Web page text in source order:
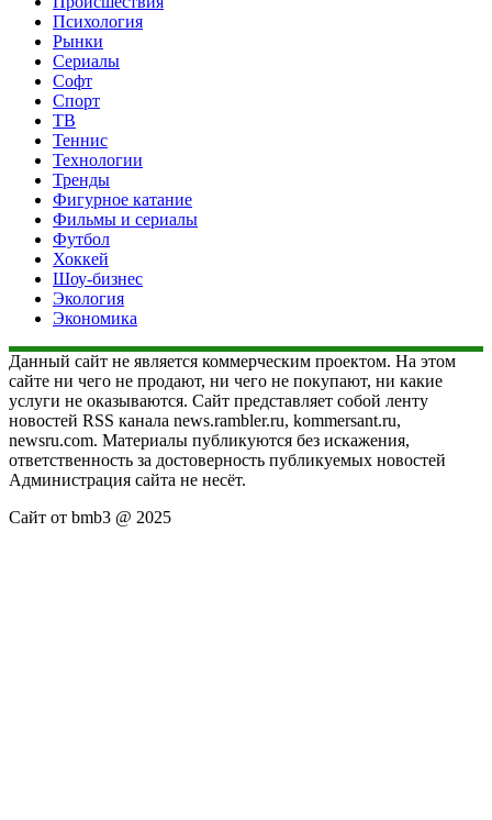
Психология
Рынки
Сериалы
Софт
Спорт
ТВ
Теннис
Технологии
Тренды
Фигурное катание
Фильмы и сериалы
Футбол
Хоккей
Шоу-бизнес
Экология
Экономика
Данный сайт не является коммерческим проектом. На этом
сайте ни чего не продают, ни чего не покупают, ни какие
услуги не оказываются. Сайт представляет собой ленту
новостей RSS канала news.rambler.ru, kommersant.ru,
newsru.com. Материалы публикуются без искажения,
ответственность за достоверность публикуемых новостей
Администрация сайта не несёт.
Сайт от bmb3 @ 2025